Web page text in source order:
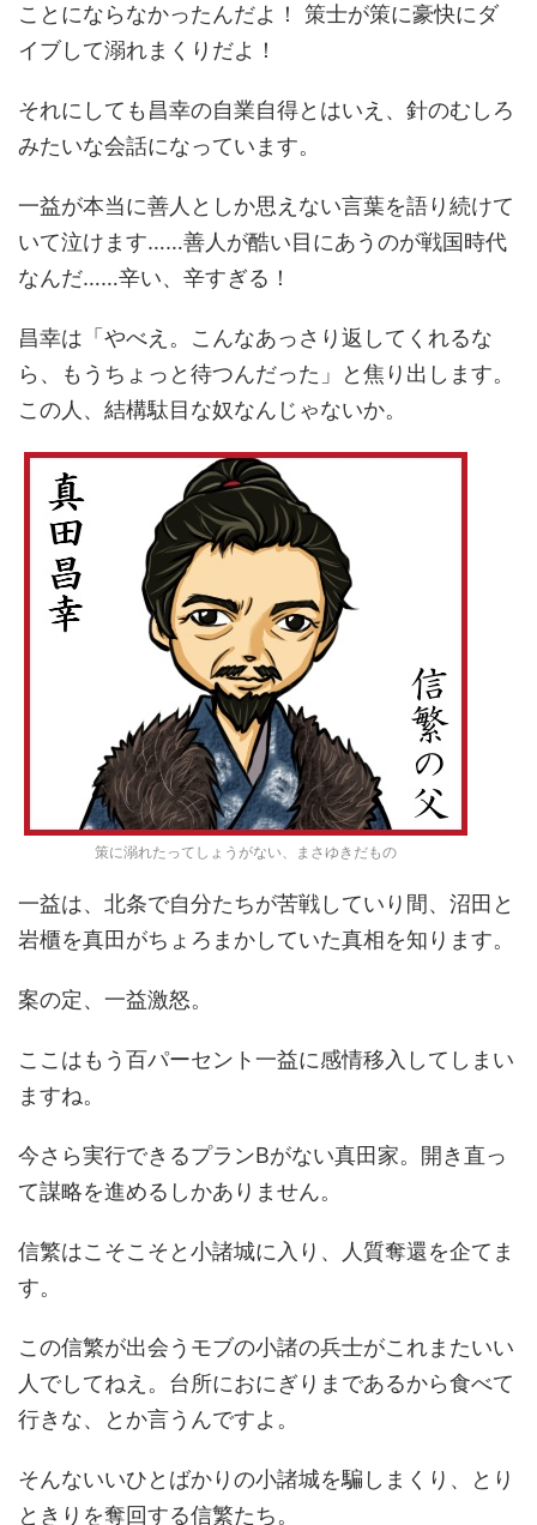
ことにならなかったんだよ！ 策士が策に豪快にダ
イブして溺れまくりだよ！
それにしても昌幸の自業自得とはいえ、針のむしろ
みたいな会話になっています。
一益が本当に善人としか思えない言葉を語り続けて
いて泣けます……善人が酷い目にあうのが戦国時代
なんだ……辛い、辛すぎる！
昌幸は「やべえ。こんなあっさり返してくれるな
ら、もうちょっと待つんだった」と焦り出します。
この人、結構駄目な奴なんじゃないか。
策に溺れたってしょうがない、まさゆきだもの
一益は、北条で自分たちが苦戦していり間、沼田と
岩櫃を真田がちょろまかしていた真相を知ります。
案の定、一益激怒。
ここはもう百パーセント一益に感情移入してしまい
ますね。
今さら実行できるプランBがない真田家。開き直っ
て謀略を進めるしかありません。
信繁はこそこそと小諸城に入り、人質奪還を企てま
す。
この信繁が出会うモブの小諸の兵士がこれまたいい
人でしてねえ。台所におにぎりまであるから食べて
行きな、とか言うんですよ。
そんないいひとばかりの小諸城を騙しまくり、とり
ときりを奪回する信繁たち。